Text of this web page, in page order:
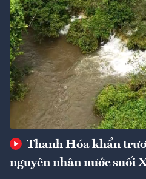
Thanh Hóa khẩn
nguyên nhân nước suối